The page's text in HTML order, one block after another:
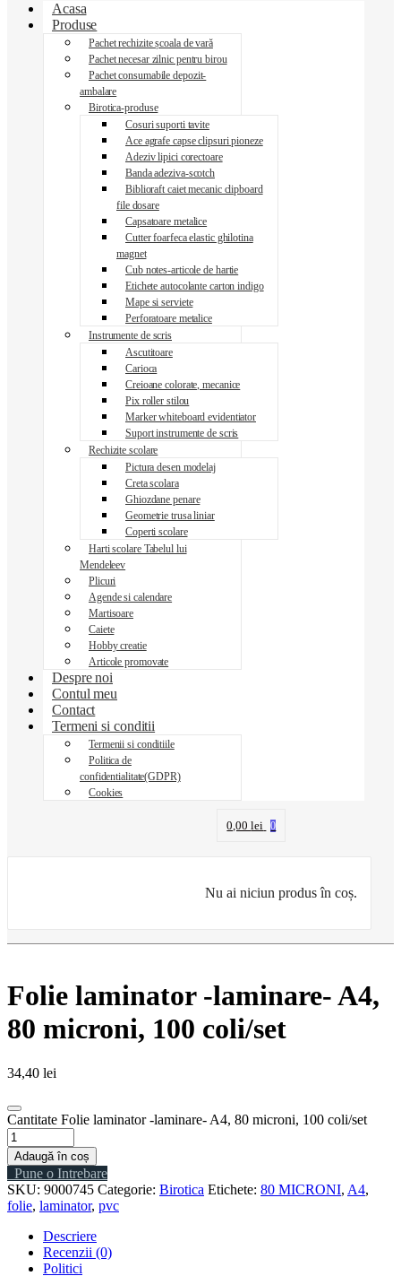
Acasa
Produse
Pachet rechizite școala de vară
Pachet necesar zilnic pentru birou
Pachet consumabile depozit-
ambalare
Birotica-produse
Cosuri suporti tavite
Ace agrafe capse clipsuri pioneze
Adeziv lipici corectoare
Banda adeziva-scotch
Biblioraft caiet mecanic clipboard
file dosare
Capsatoare metalice
Cutter foarfeca elastic ghilotina
magnet
Cub notes-articole de hartie
Etichete autocolante carton indigo
Mape si serviete
Perforatoare metalice
Instrumente de scris
Ascutitoare
Carioca
Creioane colorate, mecanice
Pix roller stilou
Marker whiteboard evidentiator
Suport instrumente de scris
Rechizite scolare
Pictura desen modelaj
Creta scolara
Ghiozdane penare
Geometrie trusa liniar
Coperti scolare
Harti scolare Tabelul lui
Mendeleev
Plicuri
Agende si calendare
Martisoare
Caiete
Hobby creatie
Articole promovate
Despre noi
Contul meu
Contact
Termeni si conditii
Termenii si conditiile
Politica de
confidentialitate(GDPR)
Cookies
0,00lei 0
Nu ai niciun produs în coș.
Folie laminator -laminare- A4,
80 microni, 100 coli/set
34,40 lei
Cantitate Folie laminator -laminare- A4, 80 microni, 100 coli/set
Adaugă în coș
Pune o Intrebare
SKU: 9000745 Categorie: Birotica Etichete: 80 MICRONI, A4,
folie, laminator, pvc
Descriere
Recenzii (0)
Politici